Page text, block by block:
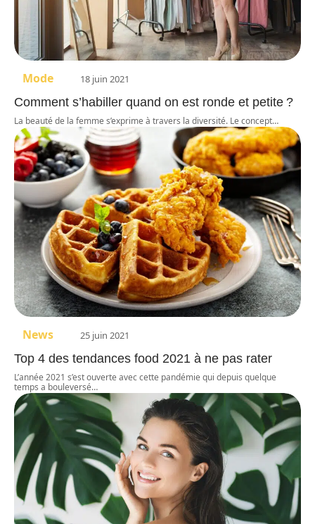
Mode 18 juin 2021
Comment s’habiller quand on est ronde et petite ?
La beauté de la femme s’exprime à travers la diversité. Le concept…
News 25 juin 2021
Top 4 des tendances food 2021 à ne pas rater
L’année 2021 s’est ouverte avec cette pandémie qui depuis quelque
temps a bouleversé…